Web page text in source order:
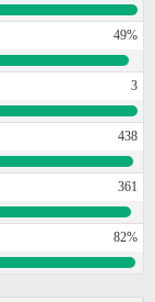
49%
3
438
361
82%